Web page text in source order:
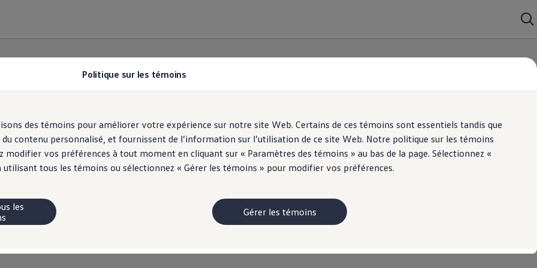
Politique sur les témoins
des témoins pour améliorer votre expérience sur notre site Web. Certains de ces témoins sont essentiels tandis que
contenu personnalisé, et fournissent de l’information sur l’utilisation de ce site Web. Notre politique sur les témoins
vos préférences à tout moment en cliquant sur « Paramètres des témoins » au bas de la page. Sélectionnez «
tous les témoins ou sélectionnez « Gérer les témoins » pour modifier vos préférences.
les
Gérer les témoins
Plan d’accessibilité